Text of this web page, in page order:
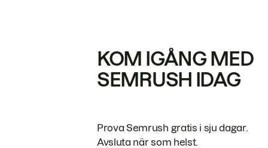
KOM IGÅNG MED
SEMRUSH IDAG
Prova Semrush gratis i sju dagar.
Avsluta när som helst.